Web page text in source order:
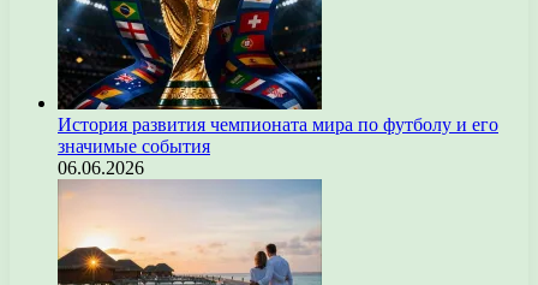
История развития чемпионата мира по футболу и его
значимые события
06.06.2026